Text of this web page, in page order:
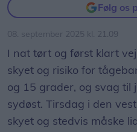
Følg os
08. september 2025 kl. 21.09
I nat tørt og først klart
skyet og risiko for
og 15 grader, og svag
sydøst. Tirsdag i den
skyet og stedvis måske